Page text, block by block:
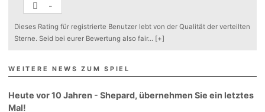
-
Dieses Rating für registrierte Benutzer lebt von der Qualität der verteilten
Sterne. Seid bei eurer Bewertung also fair... [+]
WEITERE NEWS ZUM SPIEL
Heute vor 10 Jahren - Shepard, übernehmen Sie ein letztes
Mal!